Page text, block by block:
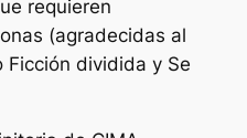
requieren
(agradecidas al
Ficción dividida y Se